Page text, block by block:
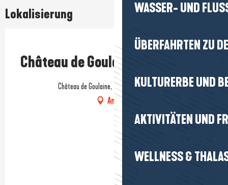
WASSER- UND
ÜBERFAHRTEN ZU
KULTURERBE UND
AKTIVITÄTEN UND
WELLNESS &
Lokalisierung
Château de Goulaine
Prestataire engagé dans une démarche environnementale
Château de Goulaine, 44115 Haute-Goulaine
Anfahrt